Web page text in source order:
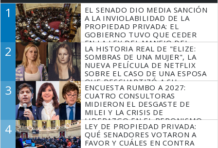
1
EL SENADO DIO MEDIA SANCIÓN
A LA INVIOLABILIDAD DE LA
PROPIEDAD PRIVADA: EL
GOBIERNO TUVO QUE CEDER
EN LA LEY DEL MANEJO DEL
FUEGO
2
LA HISTORIA REAL DE "ELIZE:
SOMBRAS DE UNA MUJER", LA
NUEVA PELÍCULA DE NETFLIX
SOBRE EL CASO DE UNA ESPOSA
QUE DESCUARTIZÓ A SU
MARIDO
3
ENCUESTA RUMBO A 2027:
CUATRO CONSULTORAS
MIDIERON EL DESGASTE DE
MILEI Y LA CRISIS DE
LIDERAZGO EN EL PERONISMO
4
LEY DE PROPIEDAD PRIVADA:
QUÉ SENADORES VOTARON A
FAVOR Y CUÁLES EN CONTRA